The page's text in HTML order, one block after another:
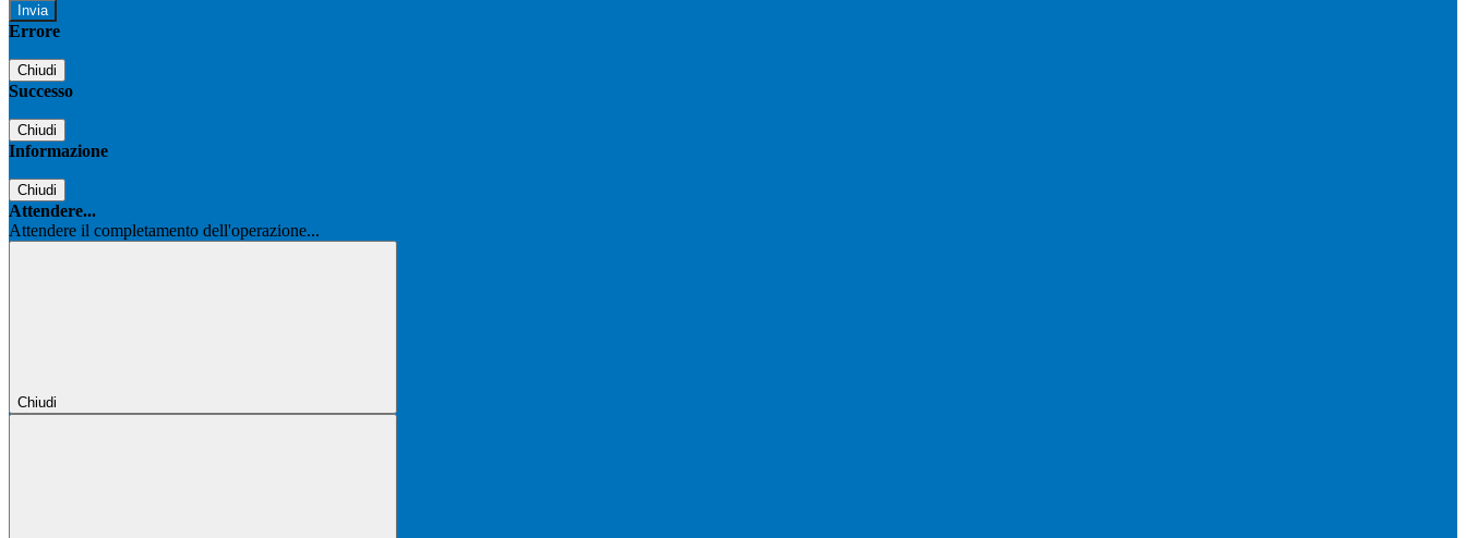
Errore
Chiudi
Successo
Chiudi
Informazione
Chiudi
Attendere...
Attendere il completamento dell'operazione...
Chiudi